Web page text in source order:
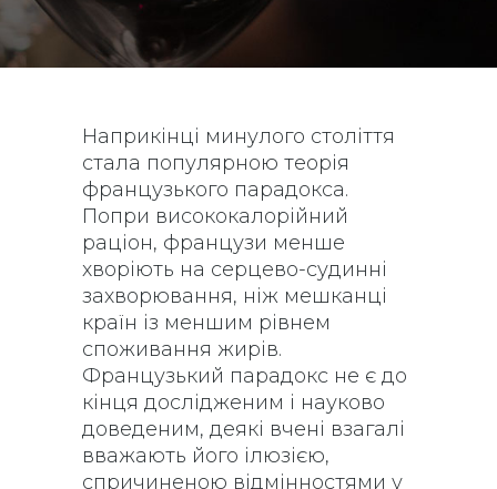
Наприкінці минулого століття
стала популярною теорія
французького парадокса.
Попри висококалорійний
раціон, французи менше
хворіють на серцево-судинні
захворювання, ніж мешканці
країн із меншим рівнем
споживання жирів.
Французький парадокс не є до
кінця дослідженим і науково
доведеним, деякі вчені взагалі
вважають його ілюзією,
спричиненою відмінностями у